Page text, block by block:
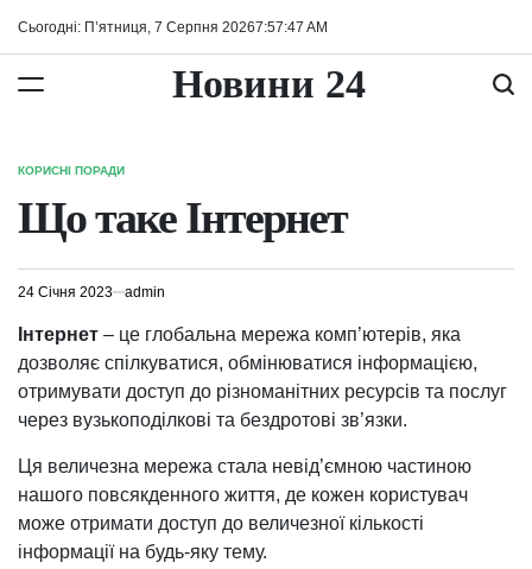
Сьогодні: П’ятниця, 7 Серпня 20267:57:47 AM
Новини 24
ОПУБЛІКУВАТИ
КОРИСНІ ПОРАДИ
Що таке Інтернет
24 Січня 2023 admin
Інтернет – це глобальна мережа комп’ютерів, яка
дозволяє спілкуватися, обмінюватися інформацією,
отримувати доступ до різноманітних ресурсів та послуг
через вузькоподілкові та бездротові зв’язки.
Ця величезна мережа стала невід’ємною частиною
нашого повсякденного життя, де кожен користувач
може отримати доступ до величезної кількості
інформації на будь-яку тему.